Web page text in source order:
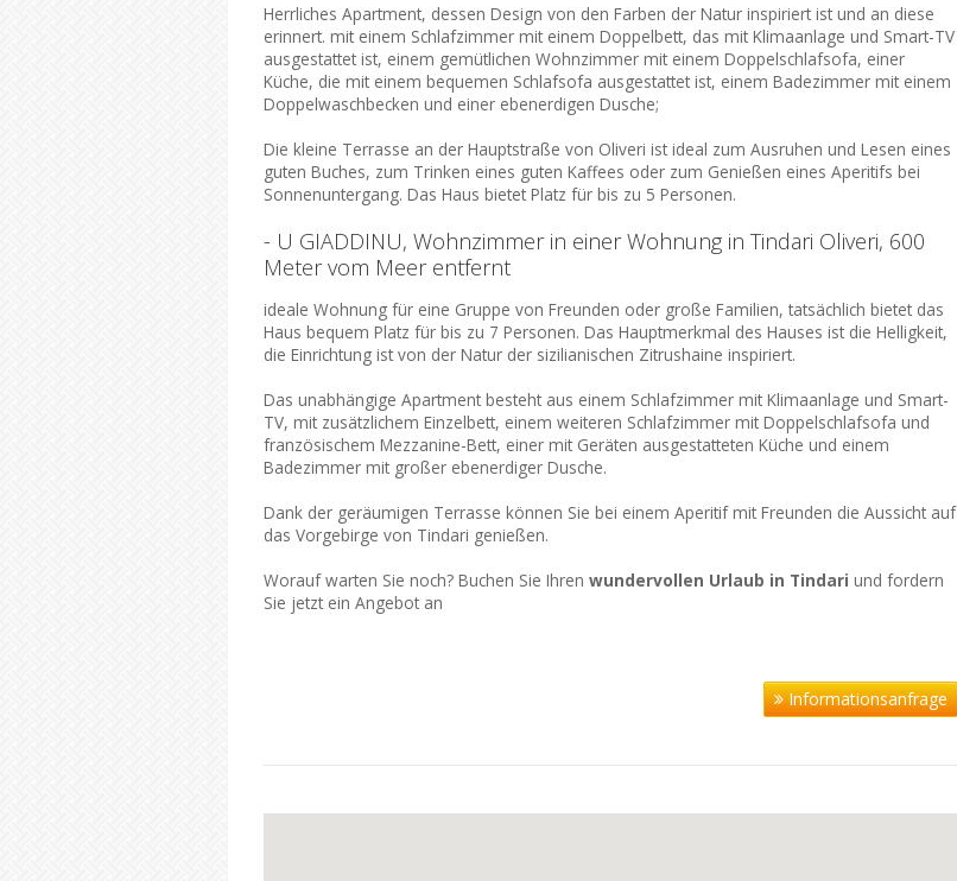
Herrliches Apartment, dessen Design von den Farben der Natur inspiriert ist und an diese
erinnert. mit einem Schlafzimmer mit einem Doppelbett, das mit Klimaanlage und Smart-TV
ausgestattet ist, einem gemütlichen Wohnzimmer mit einem Doppelschlafsofa, einer
Küche, die mit einem bequemen Schlafsofa ausgestattet ist, einem Badezimmer mit einem
Doppelwaschbecken und einer ebenerdigen Dusche;
Die kleine Terrasse an der Hauptstraße von Oliveri ist ideal zum Ausruhen und Lesen eines
guten Buches, zum Trinken eines guten Kaffees oder zum Genießen eines Aperitifs bei
Sonnenuntergang. Das Haus bietet Platz für bis zu 5 Personen.
- U GIADDINU, Wohnzimmer in einer Wohnung in Tindari Oliveri, 600
Meter vom Meer entfernt
ideale Wohnung für eine Gruppe von Freunden oder große Familien, tatsächlich bietet das
Haus bequem Platz für bis zu 7 Personen. Das Hauptmerkmal des Hauses ist die Helligkeit,
die Einrichtung ist von der Natur der sizilianischen Zitrushaine inspiriert.
Das unabhängige Apartment besteht aus einem Schlafzimmer mit Klimaanlage und Smart-
TV, mit zusätzlichem Einzelbett, einem weiteren Schlafzimmer mit Doppelschlafsofa und
französischem Mezzanine-Bett, einer mit Geräten ausgestatteten Küche und einem
Badezimmer mit großer ebenerdiger Dusche.
Dank der geräumigen Terrasse können Sie bei einem Aperitif mit Freunden die Aussicht auf
das Vorgebirge von Tindari genießen.
Worauf warten Sie noch? Buchen Sie Ihren wundervollen Urlaub in Tindari und fordern
Sie jetzt ein Angebot an
Informationsanfrage